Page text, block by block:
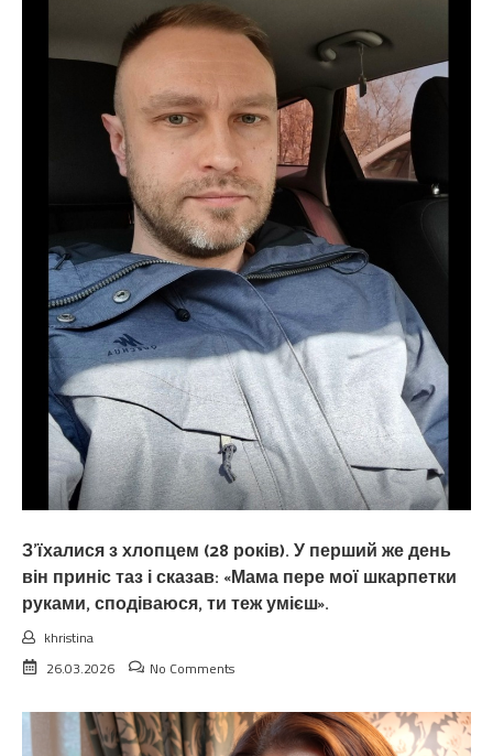
З’їхалися з хлопцем (28 років). У перший же день
він приніс таз і сказав: «Мама пере мої шкарпетки
руками, сподіваюся, ти теж умієш».
khristina
26.03.2026
No Comments